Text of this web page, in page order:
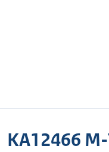
KA12466